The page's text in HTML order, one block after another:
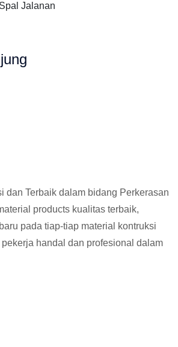
dan Terbaik dalam bidang Perkerasan
products kualitas terbaik,
pada tiap-tiap material kontruksi
handal dan profesional dalam